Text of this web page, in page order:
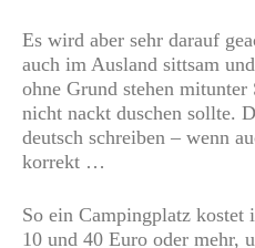
Es wird aber sehr darauf
auch im Ausland sittsam
ohne Grund stehen mitunter
nicht nackt duschen sollte.
deutsch schreiben – wenn
korrekt …
So ein Campingplatz
10 und 40 Euro oder mehr,